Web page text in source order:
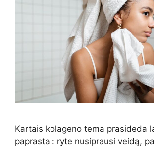
Kartais kolageno tema prasideda
paprastai: ryte nusiprausi veidą,